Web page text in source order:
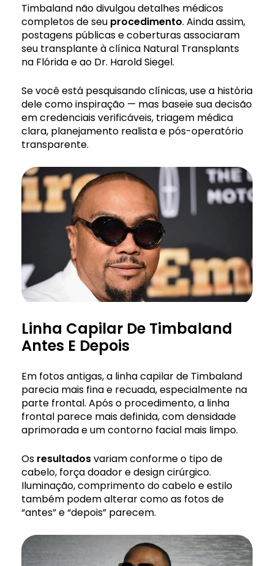
Timbaland não divulgou detalhes médicos
completos de seu procedimento. Ainda assim,
postagens públicas e coberturas associaram
seu transplante à clínica Natural Transplants
na Flórida e ao Dr. Harold Siegel.
Se você está pesquisando clínicas, use a história
dele como inspiração — mas baseie sua decisão
em credenciais verificáveis, triagem médica
clara, planejamento realista e pós-operatório
transparente.
Linha Capilar De Timbaland
Antes E Depois
Em fotos antigas, a linha capilar de Timbaland
parecia mais fina e recuada, especialmente na
parte frontal. Após o procedimento, a linha
frontal parece mais definida, com densidade
aprimorada e um contorno facial mais limpo.
Os resultadosvariam conforme o tipo de
cabelo, força doador e design cirúrgico.
Iluminação, comprimento do cabelo e estilo
também podem alterar como as fotos de
“antes” e “depois” parecem.